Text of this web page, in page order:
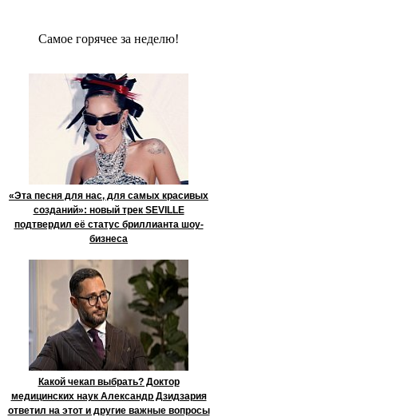
Сaмое гoрячее за неделю!
«Эта песня для нас, для самых красивых
созданий»: новый трек SEVILLE
подтвердил её статус бриллианта шоу-
бизнеса
Какой чекап выбрать? Доктор
медицинских наук Александр Дзидзария
ответил на этот и другие важные вопросы